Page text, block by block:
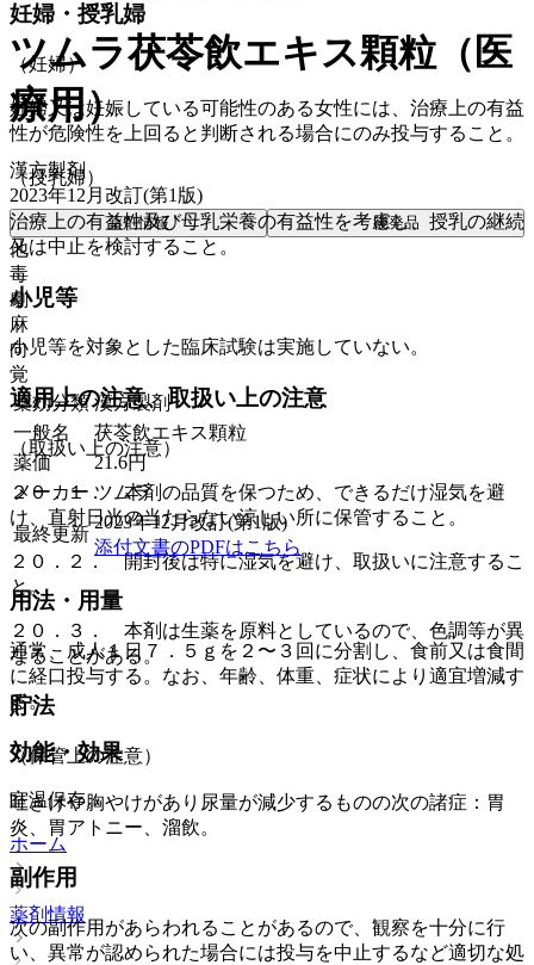
妊婦・授乳婦
（妊婦）
妊婦又は妊娠している可能性のある女性には、治療上の有益
性が危険性を上回ると判断される場合にのみ投与すること。
（授乳婦）
治療上の有益性及び母乳栄養の有益性を考慮し、授乳の継続
又は中止を検討すること。
小児等
小児等を対象とした臨床試験は実施していない。
適用上の注意、取扱い上の注意
（取扱い上の注意）
２０．１． 本剤の品質を保つため、できるだけ湿気を避
け、直射日光の当たらない涼しい所に保管すること。
２０．２． 開封後は特に湿気を避け、取扱いに注意するこ
と。
２０．３． 本剤は生薬を原料としているので、色調等が異
なることがある。
貯法
（保管上の注意）
室温保存。
ホーム
薬剤情報
ツムラ茯苓飲エキス顆粒（医
療用）
漢方製剤
2023年12月改訂(第1版)
薬剤情報 後発品
他
毒
劇
麻
向
覚
薬効分類 漢方製剤
一般名
茯苓飲エキス顆粒
薬価
21.6円
メーカー ツムラ
最終更新
2023年12月改訂(第1版)
添付文書のPDFはこちら
用法・用量
通常、成人１日７．５ｇを２〜３回に分割し、食前又は食間
に経口投与する。なお、年齢、体重、症状により適宜増減す
る。
効能・効果
吐きけや胸やけがあり尿量が減少するものの次の諸症：胃
炎、胃アトニー、溜飲。
副作用
次の副作用があらわれることがあるので、観察を十分に行
い、異常が認められた場合には投与を中止するなど適切な処